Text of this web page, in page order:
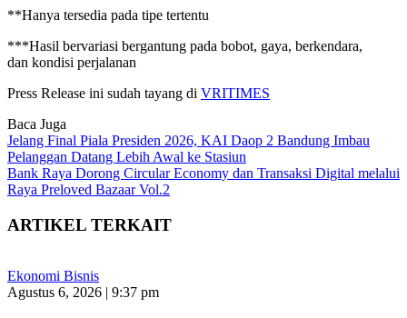
**Hanya tersedia pada tipe tertentu
***Hasil bervariasi bergantung pada bobot, gaya, berkendara,
dan kondisi perjalanan
Press Release ini sudah tayang di VRITIMES
Baca Juga
Jelang Final Piala Presiden 2026, KAI Daop 2 Bandung Imbau
Pelanggan Datang Lebih Awal ke Stasiun
Bank Raya Dorong Circular Economy dan Transaksi Digital melalui
Raya Preloved Bazaar Vol.2
ARTIKEL TERKAIT
Ekonomi Bisnis
Agustus 6, 2026 | 9:37 pm